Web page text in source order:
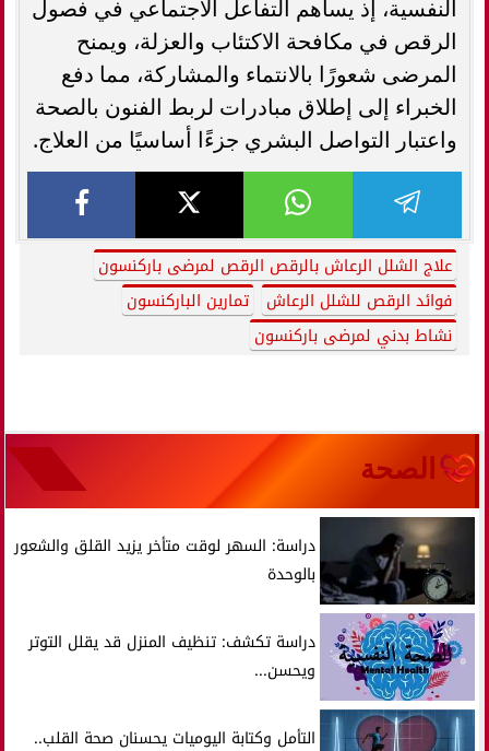
النفسية، إذ يساهم التفاعل الاجتماعي في فصول
الرقص في مكافحة الاكتئاب والعزلة، ويمنح
المرضى شعورًا بالانتماء والمشاركة، مما دفع
الخبراء إلى إطلاق مبادرات لربط الفنون بالصحة
واعتبار التواصل البشري جزءًا أساسيًا من العلاج.
علاج الشلل الرعاش بالرقص الرقص لمرضى باركنسون
فوائد الرقص للشلل الرعاش
تمارين الباركنسون
نشاط بدني لمرضى باركنسون
الصحة
دراسة: السهر لوقت متأخر يزيد القلق والشعور
بالوحدة
دراسة تكشف: تنظيف المنزل قد يقلل التوتر
ويحسن...
التأمل وكتابة اليوميات يحسنان صحة القلب..